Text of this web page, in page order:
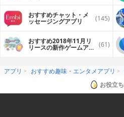
おすすめチャット・メ
ッセージングアプリ (145)
おすすめ2018年11月リ
リースの新作ゲームアプ (61)
アプリ おすすめ趣味・エンタメアプリ
お役立